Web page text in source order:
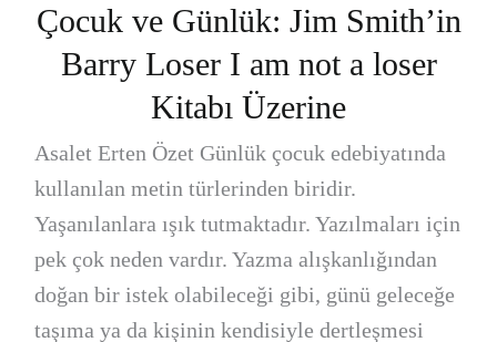
Çocuk ve Günlük: Jim Smith’in
Barry Loser I am not a loser
Kitabı Üzerine
Asalet Erten Özet Günlük çocuk edebiyatında
kullanılan metin türlerinden biridir.
Yaşanılanlara ışık tutmaktadır. Yazılmaları için
pek çok neden vardır. Yazma alışkanlığından
doğan bir istek olabileceği gibi, günü geleceğe
taşıma ya da kişinin kendisiyle dertleşmesi